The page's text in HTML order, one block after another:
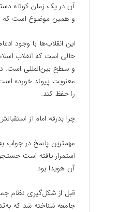
آن در یک زمان کوتاه
و همین موضوع است که
این انقلاب‌ها با وجود
حالی است که انقلاب
و سطح بین‌المللی است.
معنویت پیوند خورده
را حفظ کند.
چرا بدرقه امام از
مهمترین پاسخ در جواب
استمرار یافته است
آن هویدا بود.
قبل از شکل‌گیری نظام
جامعه شناخته شد که